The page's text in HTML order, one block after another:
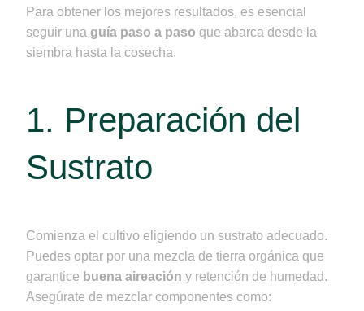
Para obtener los mejores resultados, es esencial
seguir una guía paso a paso que abarca desde la
siembra hasta la cosecha.
1. Preparación del
Sustrato
Comienza el cultivo eligiendo un sustrato adecuado.
Puedes optar por una mezcla de tierra orgánica que
garantice buena aireación y retención de humedad.
Asegúrate de mezclar componentes como: